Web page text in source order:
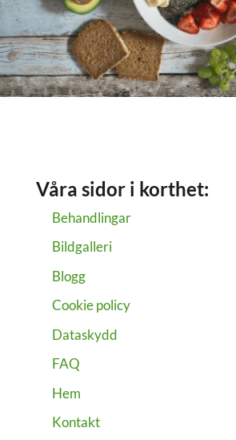
Våra sidor i korthet:
Behandlingar
Bildgalleri
Blogg
Cookie policy
Dataskydd
FAQ
Hem
Kontakt